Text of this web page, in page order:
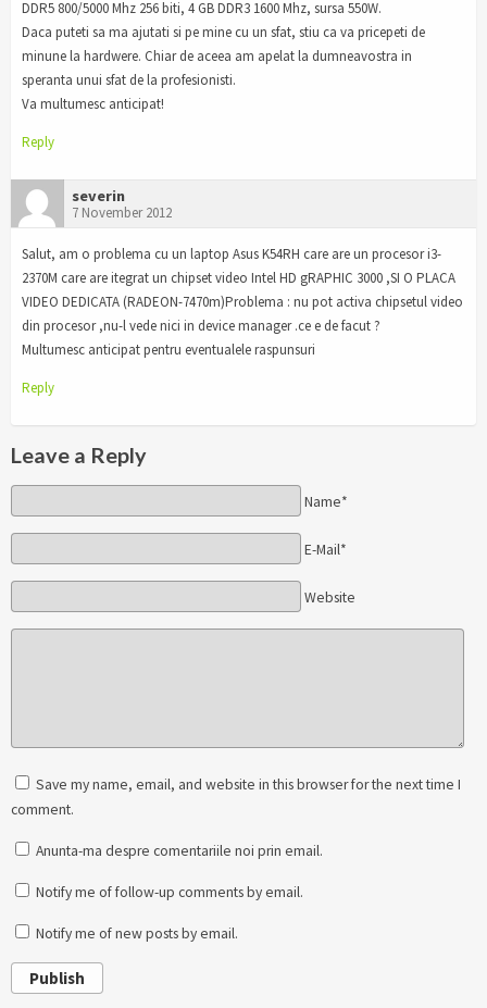
DDR5 800/5000 Mhz 256 biti, 4 GB DDR3 1600 Mhz, sursa 550W.
Daca puteti sa ma ajutati si pe mine cu un sfat, stiu ca va pricepeti de
minune la hardwere. Chiar de aceea am apelat la dumneavostra in
speranta unui sfat de la profesionisti.
Va multumesc anticipat!
Reply
severin
7 November 2012
Salut, am o problema cu un laptop Asus K54RH care are un procesor i3-
2370M care are itegrat un chipset video Intel HD gRAPHIC 3000 ,SI O PLACA
VIDEO DEDICATA (RADEON-7470m)Problema : nu pot activa chipsetul video
din procesor ,nu-l vede nici in device manager .ce e de facut ?
Multumesc anticipat pentru eventualele raspunsuri
Reply
Leave a Reply
Name*
E-Mail*
Website
Save my name, email, and website in this browser for the next time I
comment.
Anunta-ma despre comentariile noi prin email.
Notify me of follow-up comments by email.
Notify me of new posts by email.
Publish